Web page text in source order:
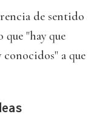
de sentido
"hay que
a que